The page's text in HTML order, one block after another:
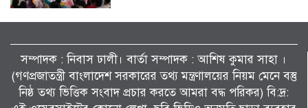
কেশবপুর (অসকস)-এর উদ্যোগে বৃক্ষরোপণ
কর্মসূচি-২০২৬ পালন।
মাদকের সাথে জড়িত ব্যাক্তিদের কোন প্রকার
সম্পাদক : নিবাস ঢালী। বার্তা সম্পাদক : আশিষ কুমাৱ সাহা ।
(গণপ্রজাতন্ত্রী বাংলাদেশ সরকারের তথ্য মন্ত্রণালয়ের নিয়ম মেনে বস্তু
নিষ্ঠ তথ্য ভিত্তিক সংবাদ প্রচার করতে আমরা বদ্ধ পরিকর) বি:দ্র: